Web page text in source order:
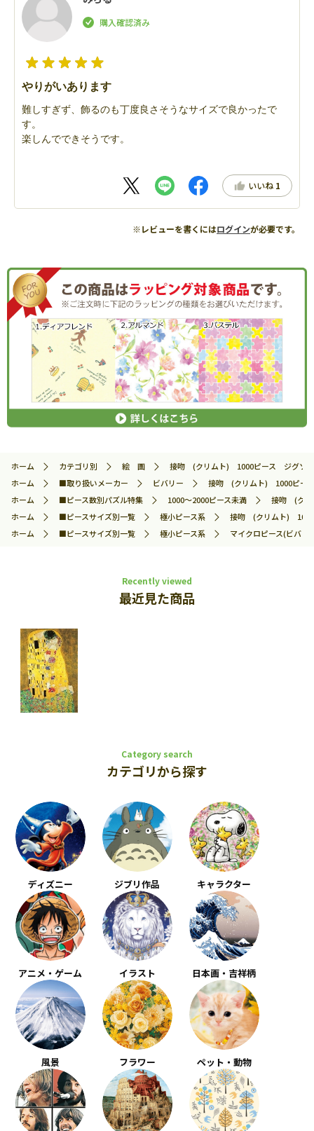
やりがいあります
難しすぎず、飾るのも丁度良さそうなサイズで良かったで
す。
楽しんでできそうです。
いいね 1
※レビューを書くにはログインが必要です。
ホーム カテゴリ別 絵 画
接吻 (クリムト) 1000ピース ジグソ
ホーム
■取り扱いメーカー ビバリー
接吻 (クリムト) 1000ピー
ホーム
■ピース数別パズル特集 1000～2000ピース未満
接吻 (クリ
ホーム
■ピースサイズ別一覧 極小ピース系
接吻 (クリムト) 1000
ホーム
■ピースサイズ別一覧 極小ピース系 マイクロピース(ビバリ
Recently viewed
最近見た商品
Category search
カテゴリから探す
ディズニー ジブリ作品 キャラクター
アニメ・ゲーム イラスト 日本画・吉祥柄
風景 フラワー ペット・動物